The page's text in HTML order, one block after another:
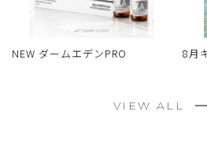
NEW ダームエデンPRO 8月
VIEW ALL